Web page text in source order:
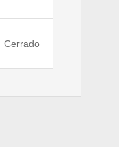
Cerrado